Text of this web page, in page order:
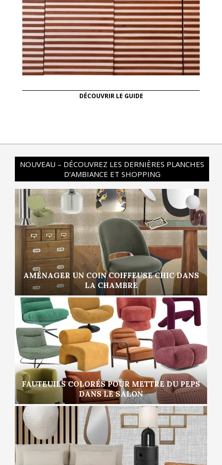
DÉCOUVRIR LE GUIDE
NOUVEAU – DÉCOUVREZ LES DERNIÈRES PLANCHES
D’AMBIANCE ET SHOPPING
AMÉNAGER UN COIN COIFFEUSE CHIC DANS
LA CHAMBRE
FAUTEUILS COLORÉS POUR METTRE DU PEPS
DANS LE SALON